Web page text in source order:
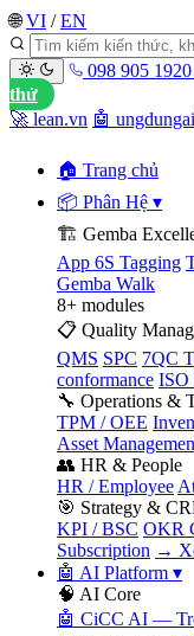
🌐 VI / EN
098 905 1920
thử
🚀 lean.vn 🤖 ungdungai
🏠 Trang chủ
📦 Phân Hệ ▾
🏗️ Gemba
App 6S Tagging
Gemba Walk
8+ modules
📋 Quality
QMS SPC 7QC
conformance ISO
🔧 Operations &
TPM / OEE
Asset
👥 HR & People
HR / Employee
🎯 Strategy &
KPI / BSC OKR
Subscription →
🤖 AI Platform ▾
🧠 AI Core
🤖 CiCC AI —